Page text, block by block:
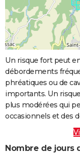
Un risque fort peut
débordements
phréatiques ou de
importants. Un
plus modérées qui
occasionnels et des
Nombre de jours